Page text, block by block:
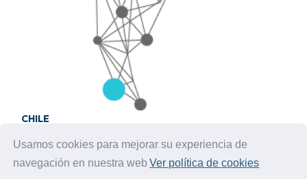
CHILE
Usamos cookies para mejorar su experiencia de
navegación en nuestra webVer política de cookies